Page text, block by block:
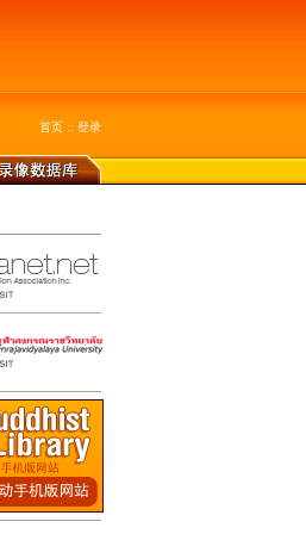
首页 :: 登录